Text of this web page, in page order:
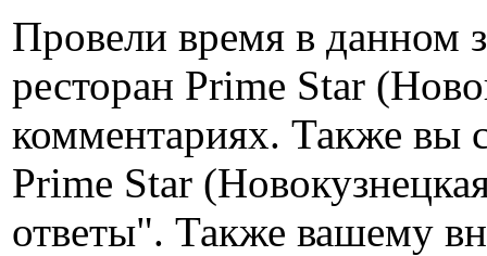
Провели время в данном
ресторан Prime Star
комментариях. Также вы
Prime Star
ответы". Также вашему